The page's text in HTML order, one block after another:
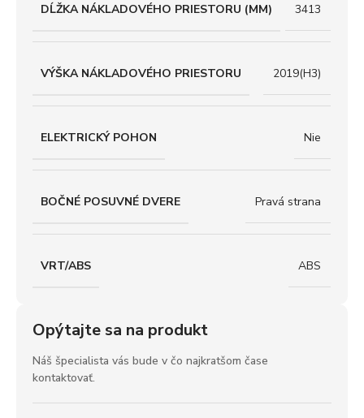
DĹŽKA NÁKLADOVÉHO PRIESTORU (MM) 3413
VÝŠKA NÁKLADOVÉHO PRIESTORU 2019(H3)
ELEKTRICKÝ POHON Nie
BOČNÉ POSUVNÉ DVERE Pravá strana
VRT/ABS ABS
Opýtajte sa na produkt
Náš špecialista vás bude v čo najkratšom čase
kontaktovať.